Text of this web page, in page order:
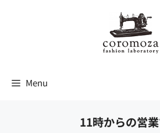
Menu
11時からの営